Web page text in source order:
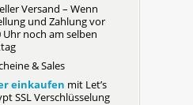
Versand – Wenn
und Zahlung vor
Uhr noch am selben
& Sales
einkaufen mit Let’s
SSL Verschlüsselung